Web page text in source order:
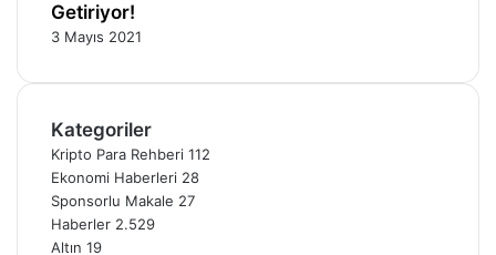
Getiriyor!
3 Mayıs 2021
Kategoriler
Kripto Para Rehberi 112
Ekonomi Haberleri 28
Sponsorlu Makale 27
Haberler 2.529
Altın 19